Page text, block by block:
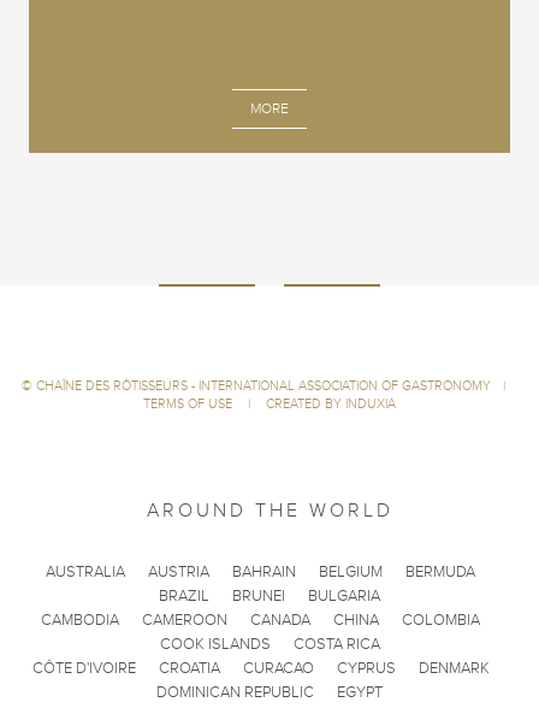
MORE
© CHAÎNE DES RÔTISSEURS - INTERNATIONAL ASSOCIATION OF GASTRONOMY
|
TERMS OF USE
| CREATED BY INDUXIA
AROUND THE WORLD
AUSTRALIA AUSTRIA BAHRAIN BELGIUM
BERMUDA
BRAZIL
BRUNEI
BULGARIA
CAMBODIA
CAMEROON CANADA CHINA
COLOMBIA
COOK ISLANDS
COSTA RICA
CÔTE D'IVOIRE
CROATIA CURACAO CYPRUS
DENMARK
DOMINICAN REPUBLIC
EGYPT